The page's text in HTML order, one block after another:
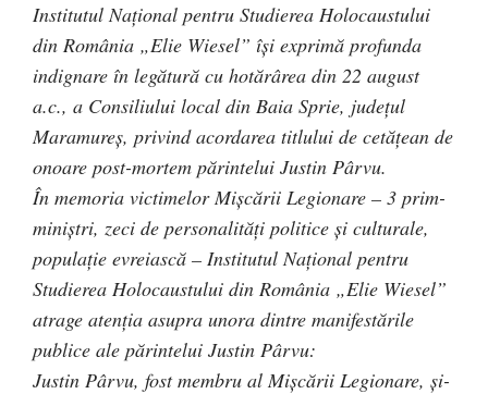
Institutul Naţional pentru Studierea Holocaustului
din România „Elie Wiesel” îşi exprimă profunda
indignare în legătură cu hotărârea din 22 august
a.c., a Consiliului local din Baia Sprie, judeţul
Maramureş, privind acordarea titlului de cetăţean de
onoare post-mortem părintelui Justin Pârvu.
În memoria victimelor Mişcării Legionare – 3 prim-
miniştri, zeci de personalităţi politice şi culturale,
populaţie evreiască – Institutul Naţional pentru
Studierea Holocaustului din România „Elie Wiesel”
atrage atenţia asupra unora dintre manifestările
publice ale părintelui Justin Pârvu:
Justin Pârvu, fost membru al Mişcării Legionare, şi-